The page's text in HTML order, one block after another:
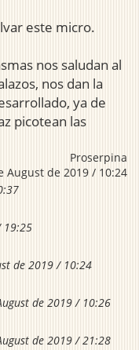
este micro.
nos saludan al
nos dan la
ya de
picotean las
Proserpina
August de 2019 / 10:24
19:25
de 2019 / 10:24
de 2019 / 10:26
de 2019 / 21:28